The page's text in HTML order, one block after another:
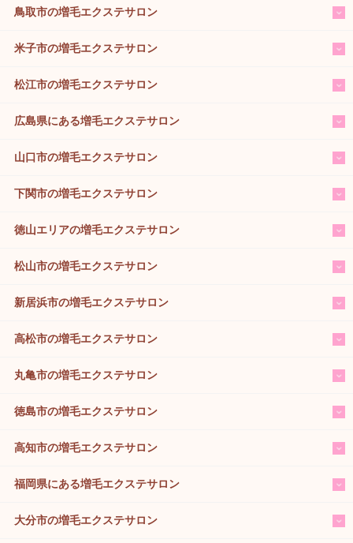
鳥取市の増毛エクステサロン
米子市の増毛エクステサロン
松江市の増毛エクステサロン
広島県にある増毛エクステサロン
山口市の増毛エクステサロン
下関市の増毛エクステサロン
徳山エリアの増毛エクステサロン
松山市の増毛エクステサロン
新居浜市の増毛エクステサロン
高松市の増毛エクステサロン
丸亀市の増毛エクステサロン
徳島市の増毛エクステサロン
高知市の増毛エクステサロン
福岡県にある増毛エクステサロン
大分市の増毛エクステサロン